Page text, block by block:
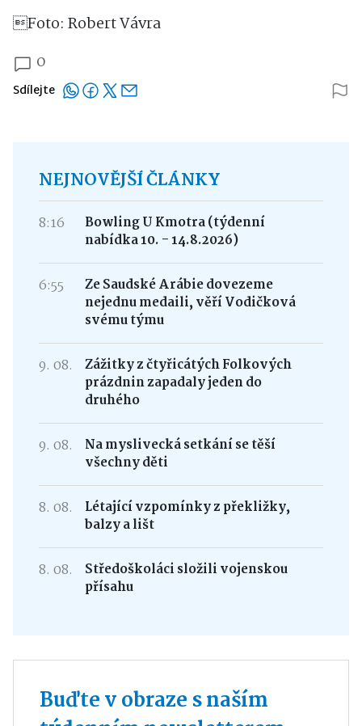
Foto: Robert Vávra
0
Sdílejte
NEJNOVĚJŠÍ ČLÁNKY
8:16
Bowling U Kmotra (týdenní
nabídka 10. - 14.8.2026)
6:55
Ze Saudské Arábie dovezeme
nejednu medaili, věří Vodičková
svému týmu
9. 08.
Zážitky z čtyřicátých Folkových
prázdnin zapadaly jeden do
druhého
9. 08.
Na myslivecká setkání se těší
všechny děti
8. 08.
Létající vzpomínky z překližky,
balzy a lišt
8. 08.
Středoškoláci složili vojenskou
přísahu
Buďte v obraze s naším